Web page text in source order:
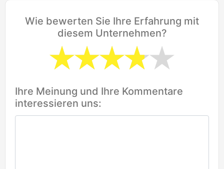
Wie bewerten Sie Ihre Erfahrung mit
diesem Unternehmen?
Ihre Meinung und Ihre Kommentare
interessieren uns: